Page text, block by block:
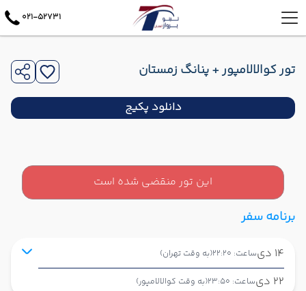
021-52731
تور کوالالامپور + پنانگ زمستان
دانلود پکیج
این تور منقضی شده است
برنامه سفر
14 دی ساعت: 22:20 (به وقت تهران)
22 دی ساعت: 23:50 (به وقت کوالالامپور)